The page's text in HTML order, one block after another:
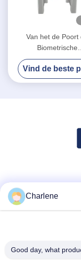
Van het de Poort
Biometrische
Veiligheidssysteem
Turboor3211
Brushless
Vind de beste
Charlene
Good day, what